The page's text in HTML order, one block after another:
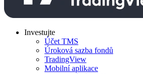
Investujte
Účet TMS
Úroková sazba fondů
TradingView
Mobilní aplikace